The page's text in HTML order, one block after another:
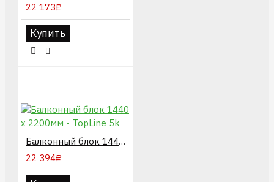
22 173₽
Купить
Балконный блок 1440 х 2200мм - TopLine 5k
22 394₽